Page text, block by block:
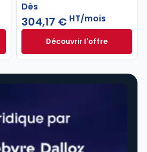
partir de
Dès
304,17 € HT/mois
Découvrir l'offreNavis Comptable
Dès